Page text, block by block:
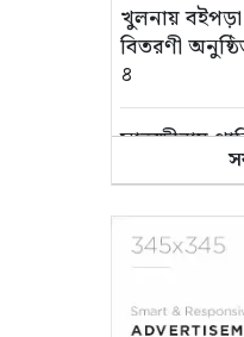
খুলনায় বইপড়া
বিতরণী
৪
সাতক্ষীরায়
মৃত্যু বেড়েই
৫
প্রযুক্তি,
৬